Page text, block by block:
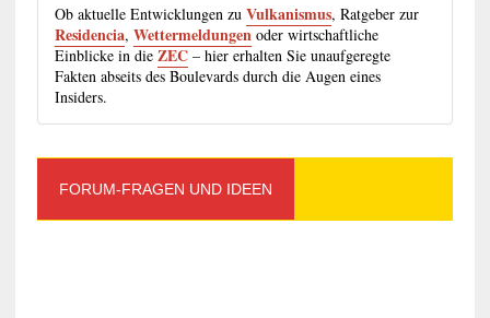
Ob aktuelle Entwicklungen zu Vulkanismus, Ratgeber zur
Residencia, Wettermeldungen oder wirtschaftliche
Einblicke in dieZEC– hier erhalten Sie unaufgeregte
Fakten abseits des Boulevards durch die Augen eines
Insiders.
FORUM-FRAGEN UND IDEEN